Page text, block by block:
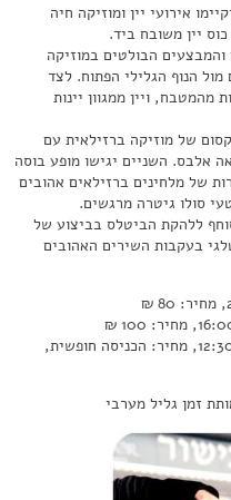
גליליים יקיימו אירועי יין ומוזיקה חיה
יין משובח ביד.
הבולטים במוזיקה
הנוף הגלילי הפתוח. לצד
מהמטבח, ויין ממגוון יינות
של מוזיקה ברזילאית עם
אלבס. השניים יגישו מופע בוסה
של מלחינים ברזילאים אהובים
סולו גיטרה מרגשים.
ללהקת הביטלס בביצוע של
בעקבות השירים האהובים
מחווה לביטלס ביקב כישור, 26.6 בשעה 12:30, מחיר: הכניסה חופשית,
זמן גליל מערבי